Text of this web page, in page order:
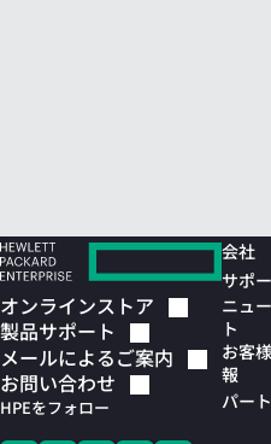
オンラインストア
製品サポート
メールによるご案内
お問い合わせ
HPEをフォロー
会社
サポ
ニュ
ト
お客
報
パー